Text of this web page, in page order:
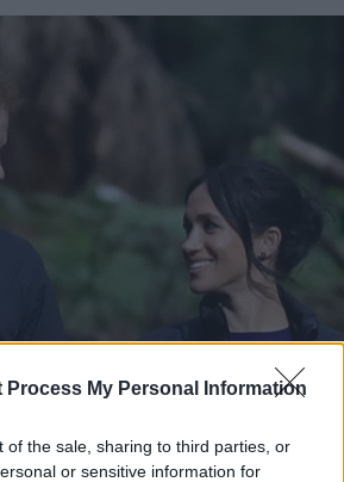
Process My Personal Information
of the sale, sharing to third parties, or
or sensitive information for
szerint az utolsó csepp akkor